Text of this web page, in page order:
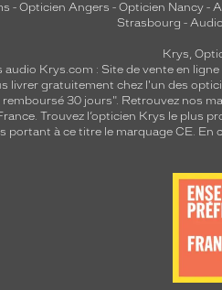
- Opticien Angers - Opticien Nancy -
Strasbourg -
Krys,
audio Krys.com : Site de vente en
livrer gratuitement chez l'un des
30 jours". Retrouvez nos
Trouvez l’opticien Krys le plus
portant à ce titre le marquage CE. En